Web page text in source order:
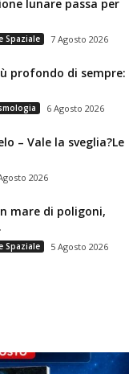
lunare passa per
Spaziale 7 Agosto 2026
profondo di sempre:
6 Agosto 2026
– Vale la sveglia?Le
2026
mare di poligoni,
Spaziale 5 Agosto 2026